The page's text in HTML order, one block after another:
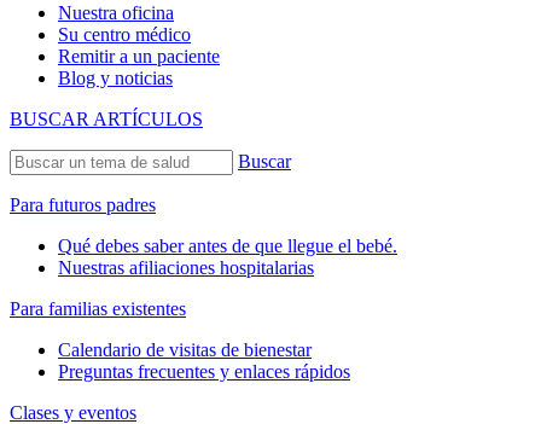
Nuestra oficina
Su centro médico
Remitir a un paciente
Blog y noticias
BUSCAR ARTÍCULOS
Buscar
Para futuros padres
Qué debes saber antes de que llegue el bebé.
Nuestras afiliaciones hospitalarias
Para familias existentes
Calendario de visitas de bienestar
Preguntas frecuentes y enlaces rápidos
Clases y eventos